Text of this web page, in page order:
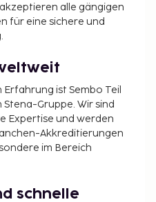
alle gängigen
für eine sichere und
ist Sembo Teil
Gruppe. Wir sind
Expertise und werden
Akkreditierungen
im Bereich
schnelle